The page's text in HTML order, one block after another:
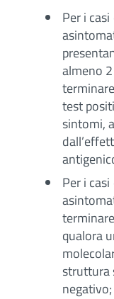
Per i
almeno
test
sintomi,
Per i
qualora
struttura
negativo;